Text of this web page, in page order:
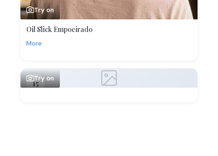
Try on
Oil Slick Empoeirado
More
15
Try on